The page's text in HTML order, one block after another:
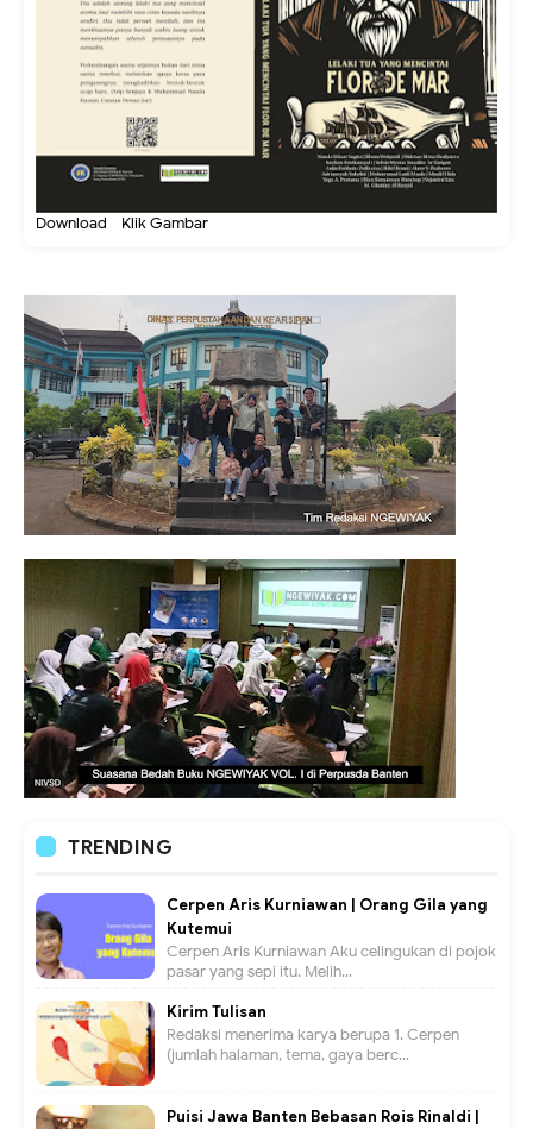
Download - Klik Gambar
TRENDING
Cerpen Aris Kurniawan | Orang Gila yang
Kutemui
Cerpen Aris Kurniawan Aku celingukan di pojok
pasar yang sepi itu. Melih...
Kirim Tulisan
Redaksi menerima karya berupa 1. Cerpen
(jumlah halaman, tema, gaya berc...
Puisi Jawa Banten Bebasan Rois Rinaldi |